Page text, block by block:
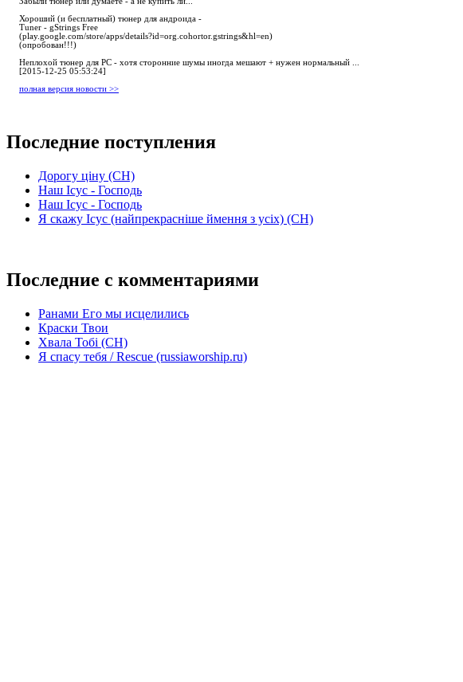
Хороший (и бесплатный) тюнер для андроида -
Tuner - gStrings Free
(play.google.com/store/apps/details?id=org.cohortor.gstrings&hl=en)
(опробован!!!)
Неплохой тюнер для РС - хотя сторонние шумы иногда мешают + нужен нормальный ...
[2015-12-25 05:53:24]
полная версия новости >>
Последние поступления
Дорогу ціну (СН)
Наш Ісус - Господь
Наш Ісус - Господь
Я скажу Ісус (найпрекрасніше ймення з усіх) (СН)
Последние с комментариями
Ранами Его мы исцелились
Краски Твои
Хвала Тобі (СН)
Я спасу тебя / Rescue (russiaworship.ru)